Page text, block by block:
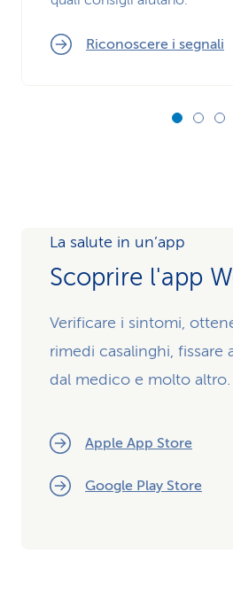
Riconoscere i segnali
La salute in un’app
Scoprire l'app
Verificare i sintomi,
rimedi casalinghi, fissare
dal medico e molto altro.
Apple App Store
Google Play Store